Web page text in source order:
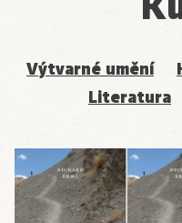
Výtvarné umění
Literatura